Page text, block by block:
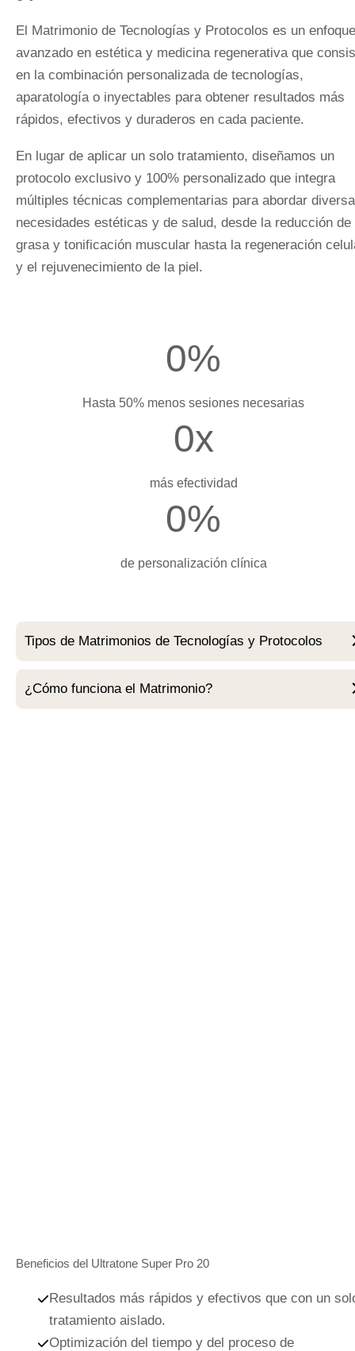
El Matrimonio de Tecnologías y Protocolos es un enfoque
avanzado en estética y medicina regenerativa que
en la combinación personalizada de tecnologías,
aparatología o inyectables para obtener resultados más
rápidos, efectivos y duraderos en cada paciente.
En lugar de aplicar un solo tratamiento, diseñamos un
protocolo exclusivo y 100% personalizado que integra
múltiples técnicas complementarias para abordar
necesidades estéticas y de salud, desde la reducción de
grasa y tonificación muscular hasta la regeneración
y el rejuvenecimiento de la piel.
0%
Hasta 50% menos sesiones necesarias
0x
más efectividad
0%
de personalización clínica
Tipos de Matrimonios de Tecnologías y Protocolos
¿Cómo funciona el Matrimonio?
Beneficios del Ultratone Super Pro 20
Resultados más rápidos y efectivos que con un
tratamiento aislado.
Optimización del tiempo y del proceso de